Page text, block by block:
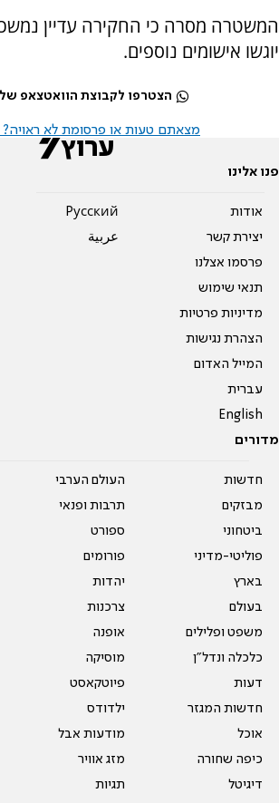
המשטרה מסרה כי החקירה עדיין
יוגשו אישומים נוספים.
הצטרפו לקבוצת הוואטצאפ של
מצאתם טעות או פרסומת לא ראויה?
פנו אלינו
אודות
יצירת קשר
פרסמו אצלנו
תנאי שימוש
מדיניות פרטיות
הצהרת נגישות
המייל האדום
עברית
English
Pусский
عربية
מדורים
חדשות
מבזקים
ביטחוני
פוליטי-מדיני
בארץ
בעולם
משפט ופלילים
כלכלה ונדל"ן
דעות
חדשות המגזר
אוכל
כיפה שחורה
דיגיטל
העולם הערבי
תרבות ופנאי
ספורט
פורומים
יהדות
צרכנות
אופנה
מוסיקה
פיוטקאסט
ילדודס
מודעות אבל
מזג אוויר
תגיות